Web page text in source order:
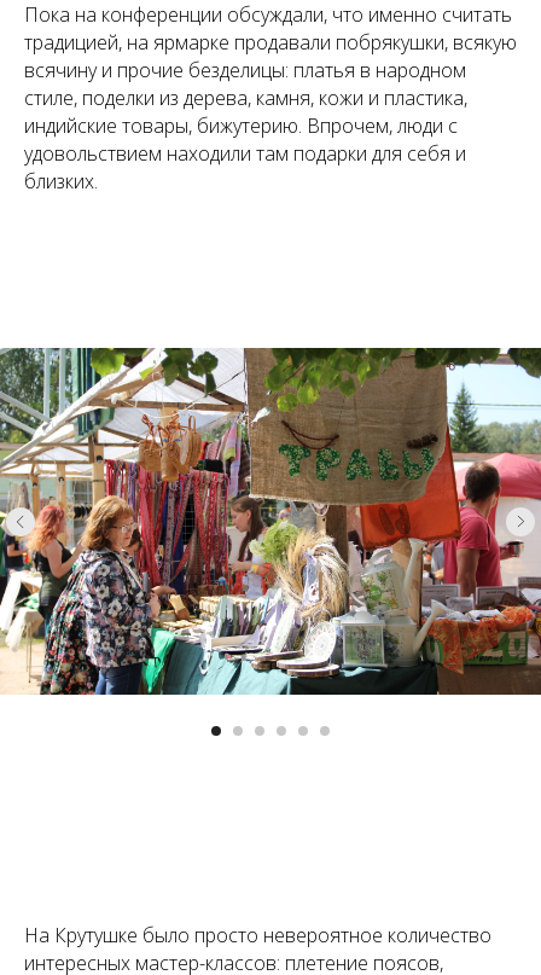
Пока на конференции обсуждали, что именно считать
традицией, на ярмарке продавали побрякушки, всякую
всячину и прочие безделицы: платья в народном
стиле, поделки из дерева, камня, кожи и пластика,
индийские товары, бижутерию. Впрочем, люди с
удовольствием находили там подарки для себя и
близких.
На Крутушке было просто невероятное количество
интересных мастер-классов: плетение поясов,